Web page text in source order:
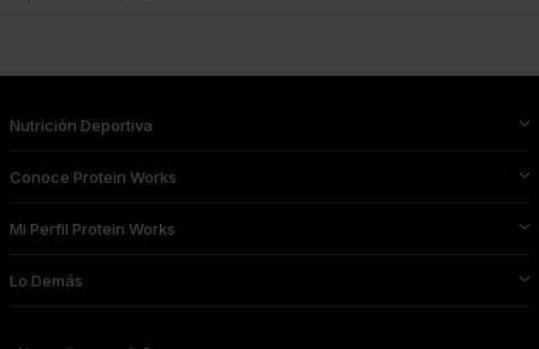
Nutrición Deportiva
Conoce Protein Works
Mi Perfil Protein Works
Lo Demás